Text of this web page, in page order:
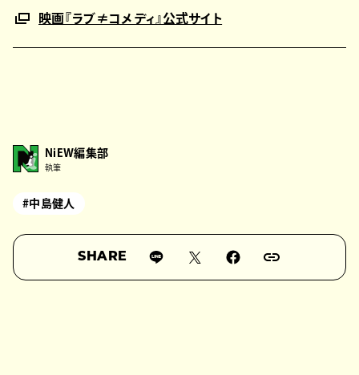
映画『ラブ≠コメディ』公式サイト
NiEW編集部
執筆
#中島健人
SHARE